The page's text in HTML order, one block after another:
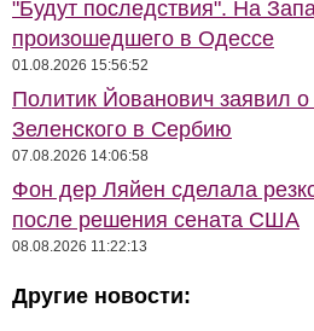
"Будут последствия". На
произошедшего в Одессе
01.08.2026 15:56:52
Политик Йованович заявил
Зеленского в Сербию
07.08.2026 14:06:58
Фон дер Ляйен сделала
после решения сената США
08.08.2026 11:22:13
Другие новости: